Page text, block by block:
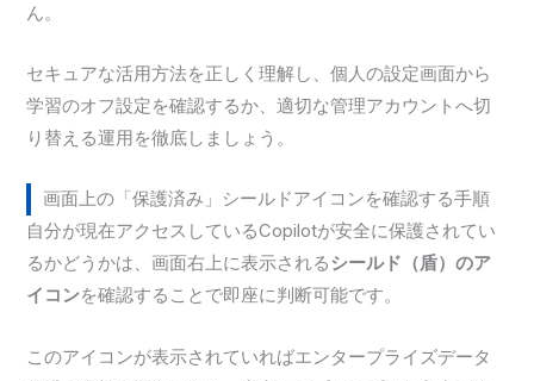
ん。
セキュアな活用方法を正しく理解し、個人の設定画面から
学習のオフ設定を確認するか、適切な管理アカウントへ切
り替える運用を徹底しましょう。
画面上の「保護済み」シールドアイコンを確認する手順
自分が現在アクセスしているCopilotが安全に保護されてい
るかどうかは、画面右上に表示されるシールド（盾）のア
イコンを確認することで即座に判断可能です。
このアイコンが表示されていればエンタープライズデータ